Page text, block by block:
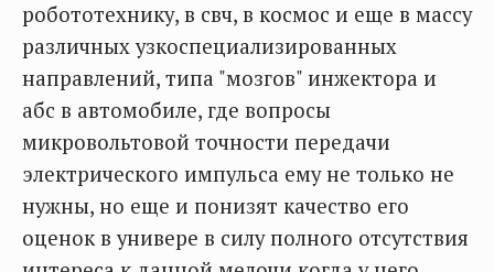
робототехнику, в свч, в космос и еще в массу
различных узкоспециализированных
направлений, типа "мозгов" инжектора и
абс в автомобиле, где вопросы
микровольтовой точности передачи
электрического импульса ему не только не
нужны, но еще и понизят качество его
оценок в универе в силу полного отсутствия